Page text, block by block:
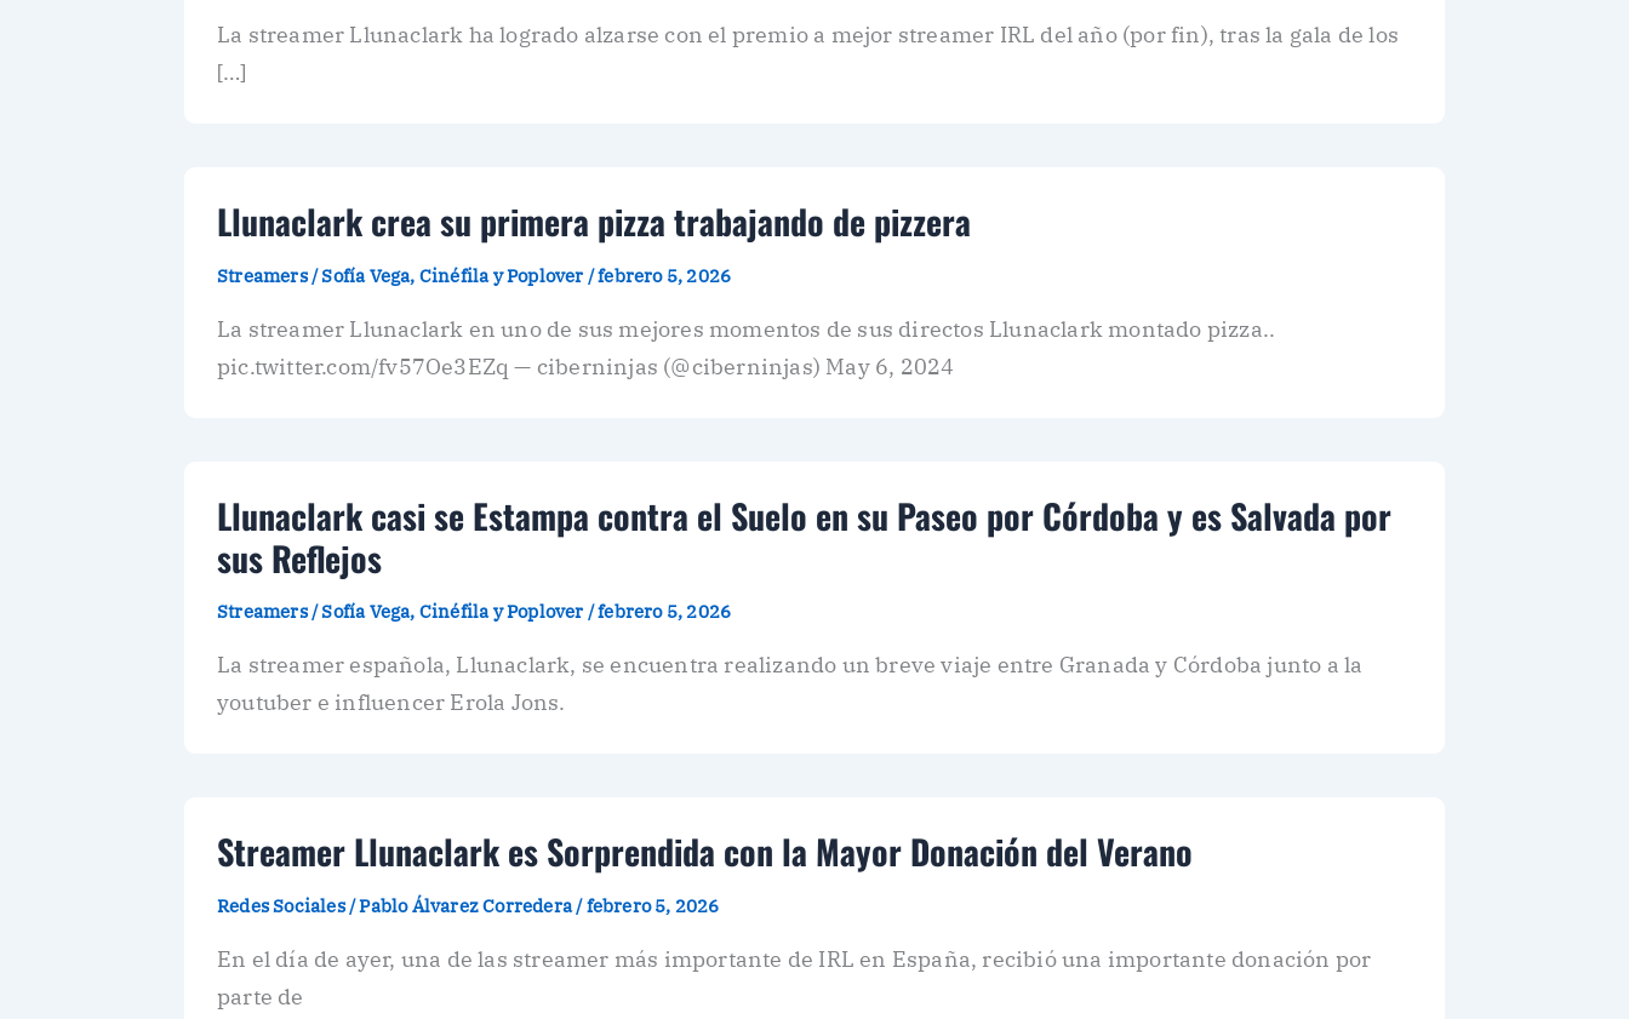
La streamer Llunaclark ha logrado alzarse con el premio a mejor streamer IRL del año (por fin), tras la gala de los
[…]
Llunaclark crea su primera pizza trabajando de pizzera
Streamers/Sofía Vega, Cinéfila y Poplover /febrero 5, 2026
La streamer Llunaclark en uno de sus mejores momentos de sus directos Llunaclark montado pizza..
pic.twitter.com/fv57Oe3EZq — ciberninjas (@ciberninjas) May 6, 2024
Llunaclark casi se Estampa contra el Suelo en su Paseo por Córdoba y es Salvada por
sus Reflejos
Streamers/Sofía Vega, Cinéfila y Poplover /febrero 5, 2026
La streamer española, Llunaclark, se encuentra realizando un breve viaje entre Granada y Córdoba junto a la
youtuber e influencer Erola Jons.
Streamer Llunaclark es Sorprendida con la Mayor Donación del Verano
Redes Sociales/Pablo Álvarez Corredera/febrero 5, 2026
En el día de ayer, una de las streamer más importante de IRL en España, recibió una importante donación por
parte de